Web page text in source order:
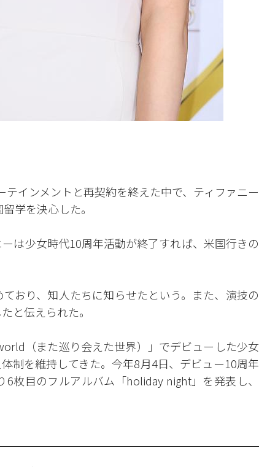
インメントと再契約を終えた中で、ティファニー
学を決心した。
は少女時代10周年活動が終了すれば、米国行きの
おり、知人たちに知らせたという。また、演技の
と伝えられた。
（また巡り会えた世界）」でデビューした少女
制を維持してきた。今年8月4日、デビュー10周年
枚目のフルアルバム「holiday night」を発表し、